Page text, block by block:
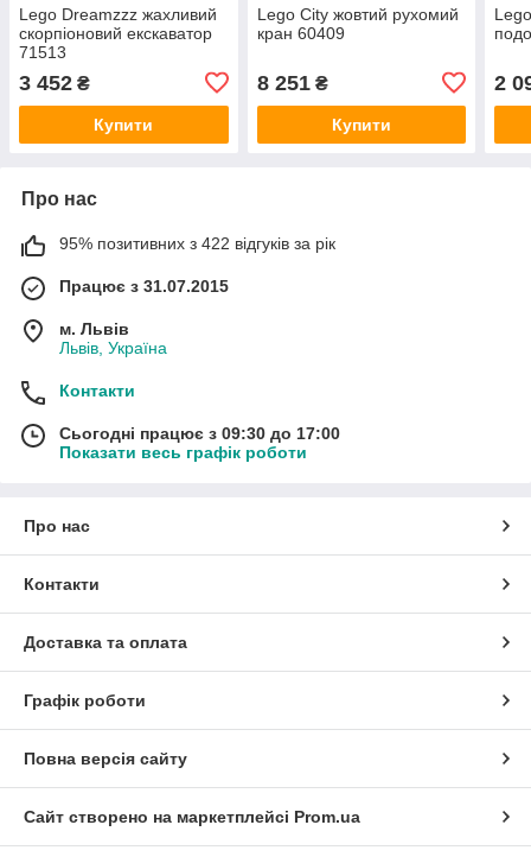
Lego Dreamzzz жахливий
скорпіоновий екскаватор
71513
3 452 ₴
Купити
Lego City жовтий рухомий
кран 60409
8 251₴
Купити
2
Про нас
95% позитивних з 422 відгуків за рік
Працює з 31.07.2015
м. Львів
Львів, Україна
Контакти
Сьогодні працює з 09:30 до 17:00
Показати весь графік роботи
Про нас
Контакти
Доставка та оплата
Графік роботи
Повна версія сайту
Сайт створено на маркетплейсі Prom.ua